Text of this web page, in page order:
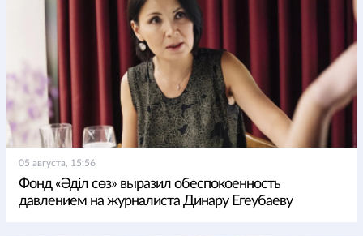
05 августа, 15:56
Фонд «Әділ сөз» выразил обеспокоенность
давлением на журналиста Динару Егеубаеву